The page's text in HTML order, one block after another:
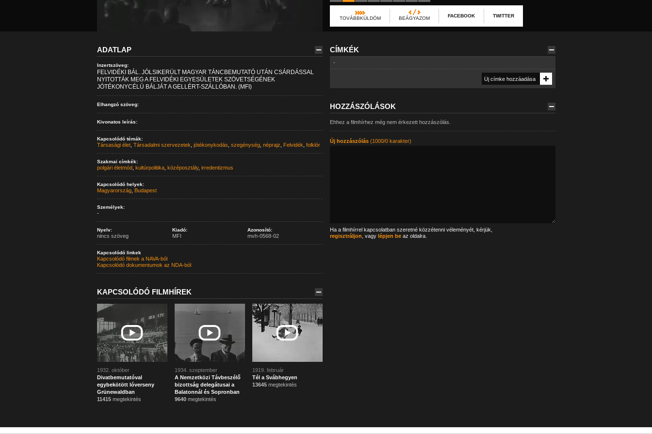
TOVÁBBKÜLDÖM BEÁGYAZOM FACEBOOK TWITTER
ADATLAP
Inzertszöveg:
FELVIDÉKI BÁL. JÓLSIKERÜLT MAGYAR TÁNCBEMUTATÓ UTÁN CSÁRDÁSSAL
NYITOTTÁK MEG A FELVIDÉKI EGYESÜLETEK SZÖVETSÉGÉNEK
JÓTÉKONYCÉLÚ BÁLJÁT A GELLÉRT-SZÁLLÓBAN. (MFI)
Elhangzó szöveg:
Kivonatos leírás:
Kapcsolódó témák:
Társasági élet, Társadalmi szervezetek jótékonykodás szegénység, néprajz Felvidék folklór
Szakmai címkék:
polgári életmód, kultúrpolitika, középosztály, irredentizmus
Kapcsolódó helyek:
Magyarország, Budapest
Személyek:
-
Nyelv:
nincs szöveg
Kiadó:
MFI
Azonosító:
mvh-0568-02
Kapcsolódó linkek
Kapcsolódó filmek a NAVA-ból
Kapcsolódó dokumentumok az NDA-ból
KAPCSOLÓDÓ FILMHÍREK
1932. október
Divatbemutatóval
egybekötött lóverseny
Grünewaldban
11415megtekintés
1934. szeptember
A Nemzetközi Távbeszélő
bizottság delegátusai a
Balatonnál és Sopronban
9640megtekintés
1919. február
Tél a Svábhegyen
13645megtekintés
CÍMKÉK
-
HOZZÁSZÓLÁSOK
Ehhez a filmhírhez még nem érkezett hozzászólás.
Új hozzászólás(1000/0 karakter)
Ha a filmhírrel kapcsolatban szeretné közzétenni véleményét, kérjük,
regisztráljon , vagy lépjen beaz oldalra.